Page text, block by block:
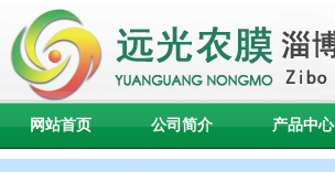
网站首页 公司简介 产品中心